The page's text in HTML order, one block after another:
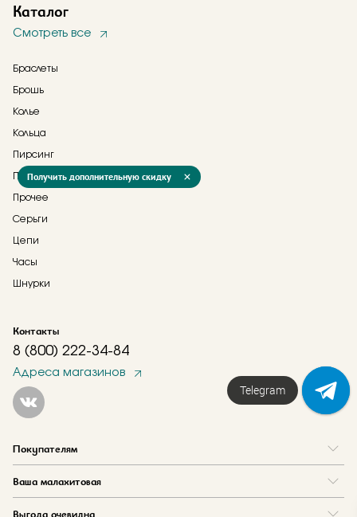
Каталог
Смотреть все
Браслеты
Брошь
Колье
Кольца
Пирсинг
Подвески
Прочее
Серьги
Цепи
Часы
Шнурки
Контакты
8 (800) 222-34-84
Адреса магазинов
Покупателям
Ваша малахитовая
Выгода очевидна
Получить дополнительную скидку
Telegram